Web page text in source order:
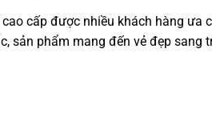
cấp được nhiều khách hàng ưa
sản phẩm mang đến vẻ đẹp sang